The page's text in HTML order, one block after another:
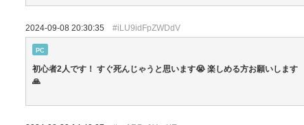
2024-09-08 20:30:35 #iLU9idFpZWDdV
PC
初心者2人です！ すぐ死んじゃうと思います😭 楽しめる方お願いします
🙏